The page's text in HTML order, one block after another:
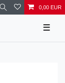
0,00 EUR
☰